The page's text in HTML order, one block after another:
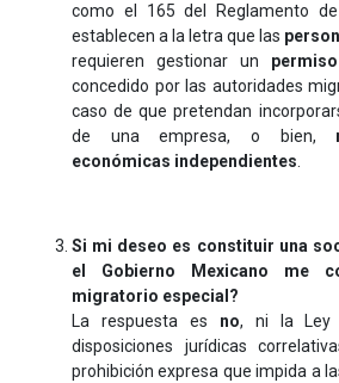
como el 165 del Reglamento
establecen a la letra que las
requieren gestionar un
concedido por las autoridades
caso de que pretendan
de una empresa, o bien,
económicas independientes.
Si mi deseo es constituir una
el Gobierno Mexicano me
migratorio especial?
La respuesta es no, ni la Ley
disposiciones jurídicas
prohibición expresa que impida a